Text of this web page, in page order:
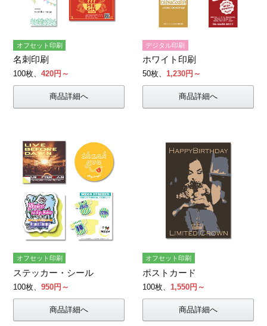
オフセット印刷
名刺印刷
100枚、420円～
商品詳細へ
デジタル印刷
ホワイト印刷
50枚、 1,230円～
商品詳細へ
オフセット印刷
ステッカー・シール
100枚、950円～
商品詳細へ
オフセット印刷
ポストカード
100枚、 1,550円～
商品詳細へ